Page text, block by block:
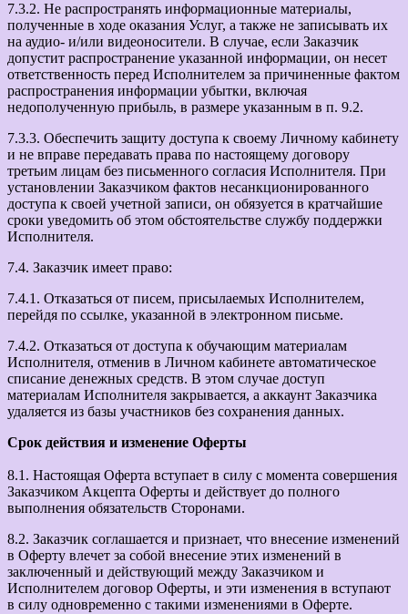
7.3.2. Не распространять информационные материалы,
полученные в ходе оказания Услуг, а также не записывать их
на аудио- и/или видеоносители. В случае, если Заказчик
допустит распространение указанной информации, он несет
ответственность перед Исполнителем за причиненные фактом
распространения информации убытки, включая
недополученную прибыль, в размере указанным в п. 9.2.
7.3.3. Обеспечить защиту доступа к своему Личному кабинету
и не вправе передавать права по настоящему договору
третьим лицам без письменного согласия Исполнителя. При
установлении Заказчиком фактов несанкционированного
доступа к своей учетной записи, он обязуется в кратчайшие
сроки уведомить об этом обстоятельстве службу поддержки
Исполнителя.
7.4. Заказчик имеет право:
7.4.1. Отказаться от писем, присылаемых Исполнителем,
перейдя по ссылке, указанной в электронном письме.
7.4.2. Отказаться от доступа к обучающим материалам
Исполнителя, отменив в Личном кабинете автоматическое
списание денежных средств. В этом случае доступ
материалам Исполнителя закрывается, а аккаунт Заказчика
удаляется из базы участников без сохранения данных.
Срок действия и изменение Оферты
8.1. Настоящая Оферта вступает в силу с момента совершения
Заказчиком Акцепта Оферты и действует до полного
выполнения обязательств Сторонами.
8.2. Заказчик соглашается и признает, что внесение изменений
в Оферту влечет за собой внесение этих изменений в
заключенный и действующий между Заказчиком и
Исполнителем договор Оферты, и эти изменения в вступают
в силу одновременно с такими изменениями в Оферте.